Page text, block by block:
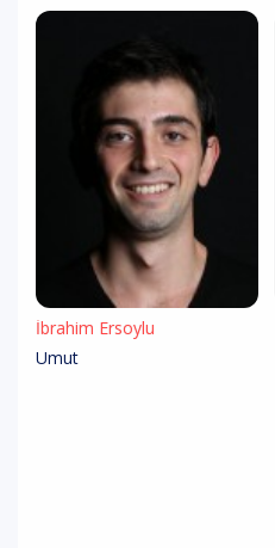
İbrahim Ersoylu
Umut